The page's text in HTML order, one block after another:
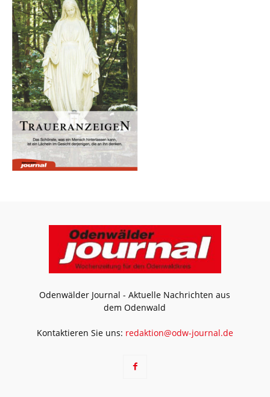
Odenwälder Journal - Aktuelle Nachrichten aus
dem Odenwald
Kontaktieren Sie uns: redaktion@odw-journal.de